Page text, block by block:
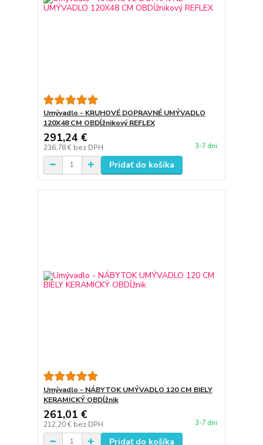
Umývadlo - KRUHOVÉ DOPRAVNÉ UMÝVADLO
120X48 CM OBDĺžnikový REFLEX
291,24 €
236,78 € bez DPH 3-7 dni
Pridať do košíka
Umývadlo - NÁBYTOK UMÝVADLO 120 CM BIELY
KERAMICKÝ OBDĺžnik
261,01 €
212,20 € bez DPH 3-7 dni
Pridať do košíka